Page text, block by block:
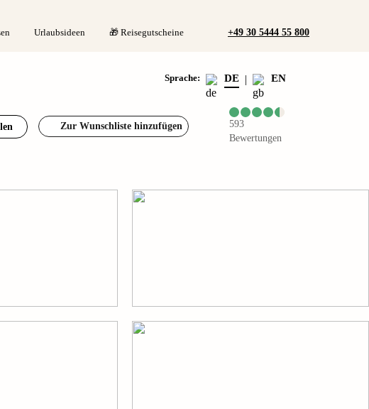
Urlaubsideen 🎁 Reisegutscheine +49 30 5444 55 800
Sprache: DE | EN
Zur Wunschliste hinzufügen
593
Bewertungen